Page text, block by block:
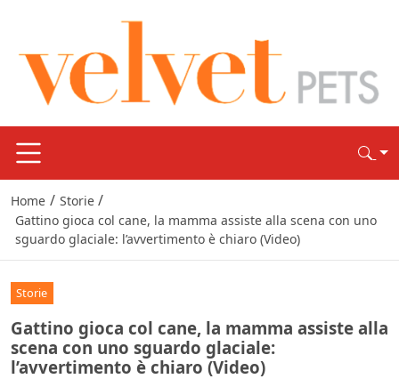
Home / Storie /
Gattino gioca col cane, la mamma assiste alla scena con uno
sguardo glaciale: l’avvertimento è chiaro (Video)
Storie
Gattino gioca col cane, la mamma assiste alla
scena con uno sguardo glaciale:
l’avvertimento è chiaro (Video)